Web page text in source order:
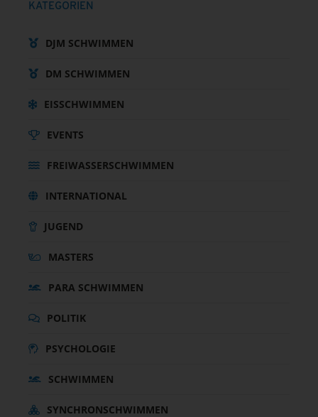
KATEGORIEN
DJM SCHWIMMEN
DM SCHWIMMEN
EISSCHWIMMEN
EVENTS
FREIWASSERSCHWIMMEN
INTERNATIONAL
JUGEND
MASTERS
PARA SCHWIMMEN
POLITIK
PSYCHOLOGIE
SCHWIMMEN
SYNCHRONSCHWIMMEN